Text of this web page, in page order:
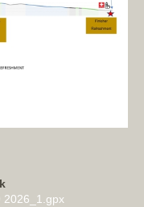
2026_1.gpx